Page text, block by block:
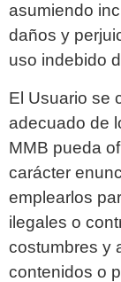
asumiendo
daños y
uso indebido
El Usuario se
adecuado de
MMB pueda
carácter
emplearlos
ilegales o
costumbres y
contenidos o